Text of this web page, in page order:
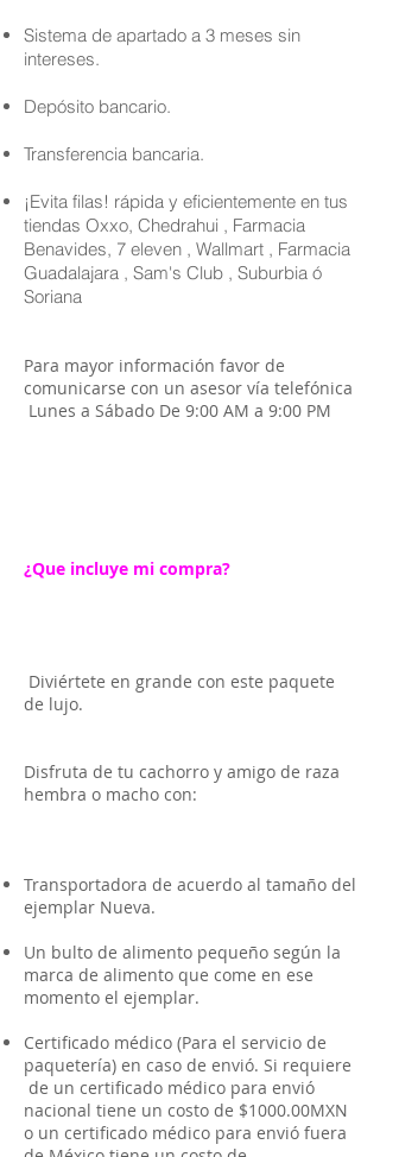
Sistema de apartado a 3 meses sin
intereses.
Depósito bancario.
Transferencia bancaria.
¡Evita filas! rápida y eficientemente en tus
tiendas Oxxo, Chedrahui , Farmacia
Benavides, 7 eleven , Wallmart , Farmacia
Guadalajara , Sam's Club , Suburbia ó
Soriana
Para mayor información favor de
comunicarse con un asesor vía telefónica
Lunes a Sábado De 9:00 AM a 9:00 PM
¿Que incluye mi compra?
Diviértete en grande con este paquete
de lujo.
Disfruta de tu cachorro y amigo de raza
hembra o macho con:
Transportadora de acuerdo al tamaño del
ejemplar Nueva.
Un bulto de alimento pequeño según la
marca de alimento que come en ese
momento el ejemplar.
Certificado médico (Para el servicio de
paquetería) en caso de envió. Si requiere
de un certificado médico para envió
nacional tiene un costo de $1000.00MXN
o un certificado médico para envió fuera